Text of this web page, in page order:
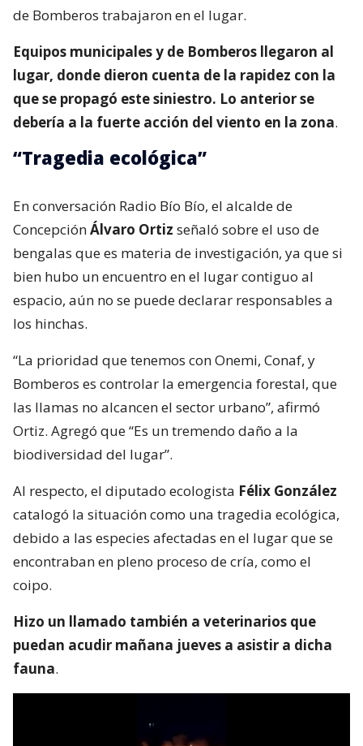
de Bomberos trabajaron en el lugar.
Equipos municipales y de Bomberos llegaron al
lugar, donde dieron cuenta de la rapidez con la
que se propagó este siniestro. Lo anterior se
debería a la fuerte acción del viento en la zona.
“Tragedia ecológica”
En conversación Radio Bío Bío, el alcalde de
ConcepciónÁlvaro Ortiz señaló sobre el uso de
bengalas que es materia de investigación, ya que si
bien hubo un encuentro en el lugar contiguo al
espacio, aún no se puede declarar responsables a
los hinchas.
“La prioridad que tenemos con Onemi, Conaf, y
Bomberos es controlar la emergencia forestal, que
las llamas no alcancen el sector urbano”, afirmó
Ortiz. Agregó que “Es un tremendo daño a la
biodiversidad del lugar”.
Al respecto, el diputado ecologista Félix González
catalogó la situación como una tragedia ecológica,
debido a las especies afectadas en el lugar que se
encontraban en pleno proceso de cría, como el
coipo.
Hizo un llamado también a veterinarios que
puedan acudir mañana jueves a asistir a dicha
fauna.